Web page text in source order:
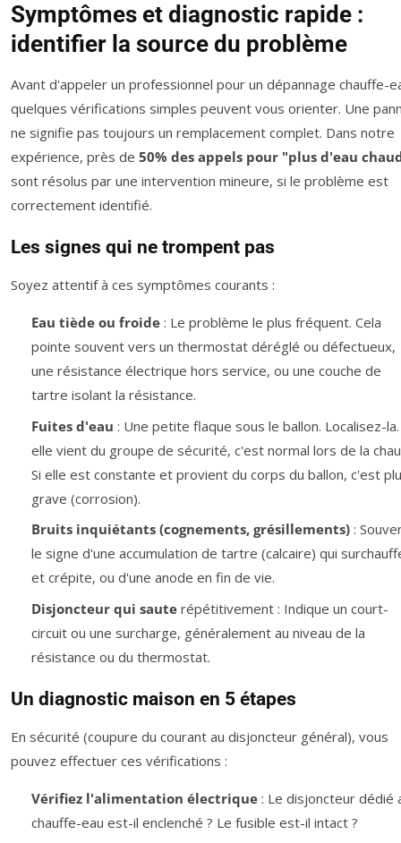
Symptômes et diagnostic rapide :
identifier la source du problème
Avant d'appeler un professionnel pour un dépannage chauffe-
quelques vérifications simples peuvent vous orienter. Une
ne signifie pas toujours un remplacement complet. Dans notre
expérience, près de 50% des appels pour "plus d'eau
sont résolus par une intervention mineure, si le problème est
correctement identifié.
Les signes qui ne trompent pas
Soyez attentif à ces symptômes courants :
Eau tiède ou froide: Le problème le plus fréquent. Cela
pointe souvent vers un thermostat déréglé ou défectueux,
une résistance électrique hors service, ou une couche de
tartre isolant la résistance.
Fuites d'eau : Une petite flaque sous le ballon. Localisez-la.
elle vient du groupe de sécurité, c'est normal lors de la
Si elle est constante et provient du corps du ballon, c'est
grave (corrosion).
Bruits inquiétants (cognements, grésillements):
le signe d'une accumulation de tartre (calcaire) qui
et crépite, ou d'une anode en fin de vie.
Disjoncteur qui sauterépétitivement : Indique un court-
circuit ou une surcharge, généralement au niveau de la
résistance ou du thermostat.
Un diagnostic maison en 5 étapes
En sécurité (coupure du courant au disjoncteur général), vous
pouvez effectuer ces vérifications :
Vérifiez l'alimentation électrique: Le disjoncteur dédié
chauffe-eau est-il enclenché ? Le fusible est-il intact ?